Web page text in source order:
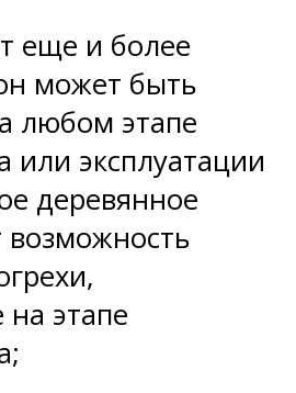
еще и более
может быть
любом этапе
или эксплуатации
деревянное
этапе